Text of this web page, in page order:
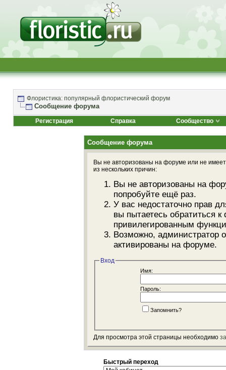
Флористика: популярный флористический форум
Сообщение форума
Регистрация Справка Сообщество
Сообщение форума
Вы не авторизованы на форуме или не
из нескольких причин:
Вы не авторизованы на
попробуйте ещё раз.
У вас недостаточно прав
вы пытаетесь обратиться
привилегированным
Возможно, администратор
активированы на форуме.
Вход
Имя:
Пароль:
Запомнить?
Для просмотра этой страницы необходимо
Быстрый переход